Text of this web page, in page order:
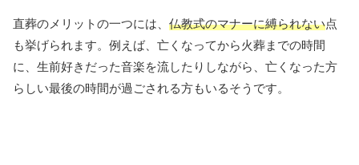
直葬のメリットの一つには、 仏教式のマナーに縛られない点
も挙げられます。例えば、亡くなってから火葬までの時間
に、生前好きだった音楽を流したりしながら、亡くなった方
らしい最後の時間が過ごされる方もいるそうです。